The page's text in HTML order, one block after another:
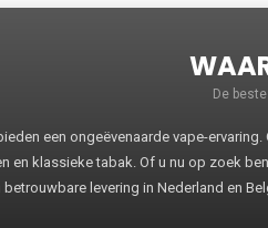
De
een ongeëvenaarde vape-
en klassieke tabak. Of u nu op zoek
levering in Nederland en